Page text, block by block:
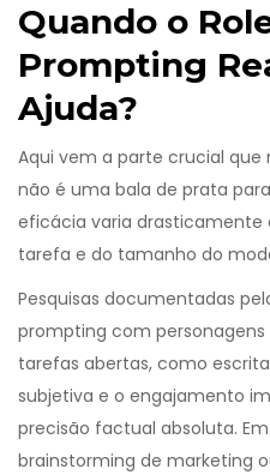
Quando o
Prompting
Ajuda?
Aqui vem a parte crucial
não é uma bala de prata
eficácia varia drasticamente
tarefa e do tamanho do
Pesquisas documentadas
prompting com
tarefas abertas, como
subjetiva e o engajamento
precisão factual absoluta.
brainstorming de marketing